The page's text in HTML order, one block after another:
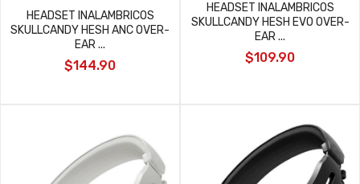
HEADSET INALAMBRICOS
SKULLCANDY HESH ANC OVER-
EAR ...
$144.90
HEADSET INALAMBRICOS
SKULLCANDY HESH EVO OVER-
EAR ...
$109.90